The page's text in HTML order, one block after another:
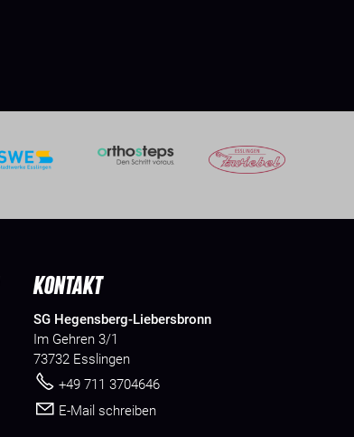
KONTAKT
SG Hegensberg-Liebersbronn
Im Gehren 3/1
73732 Esslingen
+49 711 3704646
E-Mail schreiben